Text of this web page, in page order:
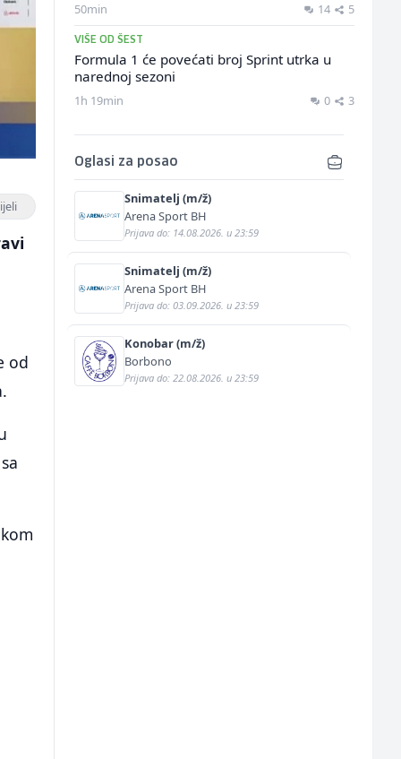
od
50min 14 5
VIŠE OD ŠEST
Formula 1 će povećati broj Sprint utrka u
narednoj sezoni
1h 19min 0 3
Oglasi za posao
Snimatelj (m/ž)
Arena Sport BH
Prijava do: 14.08.2026. u 23:59
Snimatelj (m/ž)
Arena Sport BH
Prijava do: 03.09.2026. u 23:59
Konobar (m/ž)
Borbono
Prijava do: 22.08.2026. u 23:59